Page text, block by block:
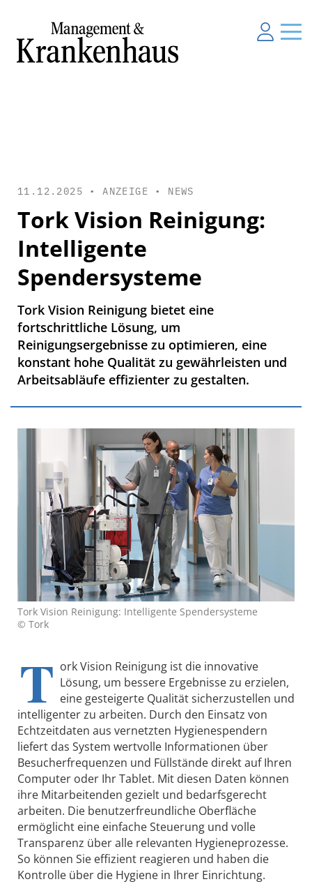
11.12.2025 • ANZEIGE • NEWS
Tork Vision Reinigung:
Intelligente
Spendersysteme
Tork Vision Reinigung bietet eine
fortschrittliche Lösung, um
Reinigungsergebnisse zu optimieren, eine
konstant hohe Qualität zu gewährleisten und
Arbeitsabläufe effizienter zu gestalten.
Tork Vision Reinigung: Intelligente Spendersysteme
© Tork
T ork Vision Reinigung ist die innovative
Lösung, um bessere Ergebnisse zu erzielen,
eine gesteigerte Qualität sicherzustellen und
intelligenter zu arbeiten. Durch den Einsatz von
Echtzeitdaten aus vernetzten Hygienespendern
liefert das System wertvolle Informationen über
Besucherfrequenzen und Füllstände direkt auf Ihren
Computer oder Ihr Tablet. Mit diesen Daten können
ihre Mitarbeitenden gezielt und bedarfsgerecht
arbeiten. Die benutzerfreundliche Oberfläche
ermöglicht eine einfache Steuerung und volle
Transparenz über alle relevanten Hygieneprozesse.
So können Sie effizient reagieren und haben die
Kontrolle über die Hygiene in Ihrer Einrichtung.